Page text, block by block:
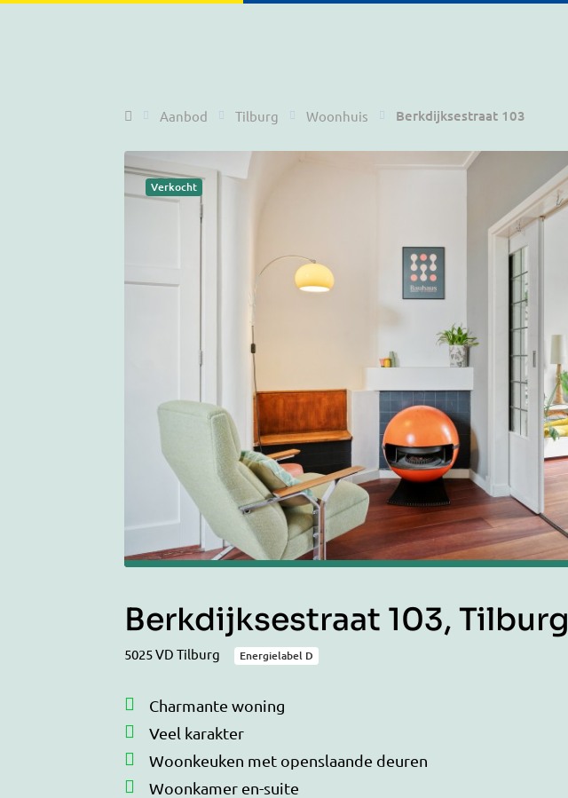
HomeAanbod Tilburg Woonhuis Berkdijksestraat 103
Verkocht
Berkdijksestraat 103, Tilburg
5025 VD Tilburg Energielabel D
Charmante woning
Veel karakter
Woonkeuken met openslaande deuren
Woonkamer en-suite